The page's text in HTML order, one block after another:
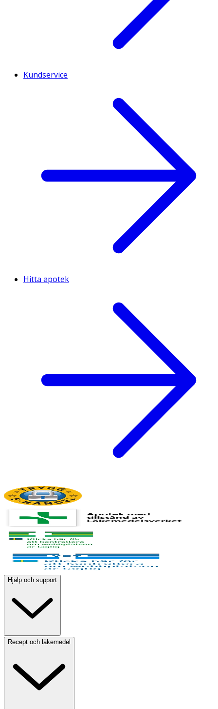
Kundservice
Hitta apotek
Hjälp och support
Recept och läkemedel